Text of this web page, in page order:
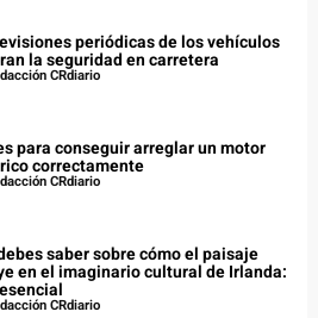
periódicas de los vehículos
la seguridad en carretera
CRdiario
para conseguir arreglar un motor
correctamente
CRdiario
saber sobre cómo el paisaje
en el imaginario cultural de Irlanda:
CRdiario